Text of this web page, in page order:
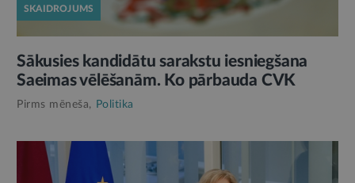
SKAIDROJUMS
Sākusies kandidātu sarakstu iesniegšana
Saeimas vēlēšanām. Ko pārbauda CVK
Pirms mēneša, Politika